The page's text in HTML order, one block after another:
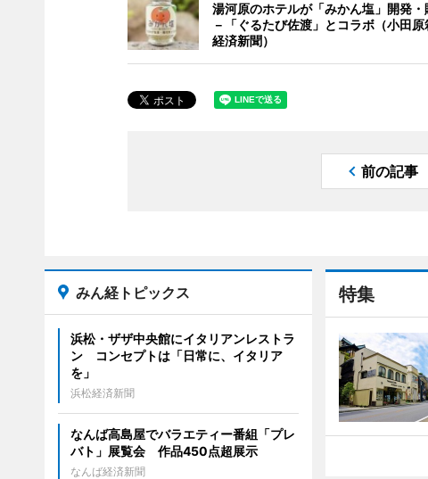
湯河原のホテルが「みかん塩」開発・
－「ぐるたび佐渡」とコラボ（小田原
経済新聞）
前の記事
特集
みん経トピックス
浜松・ザザ中央館にイタリアンレストラ
ン コンセプトは「日常に、イタリア
を」
浜松経済新聞
なんば高島屋でバラエティー番組「プレ
バト」展覧会 作品450点超展示
なんば経済新聞